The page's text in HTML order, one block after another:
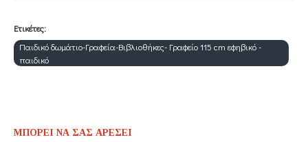
Ετικέτες:
Παιδικό δωμάτιο-Γραφεία-Βιβλιοθήκες- Γραφείο 115 cm εφηβικό -
παιδικό
ΜΠΟΡΕΊ ΝΑ ΣΑΣ ΑΡΈΣΕΙ